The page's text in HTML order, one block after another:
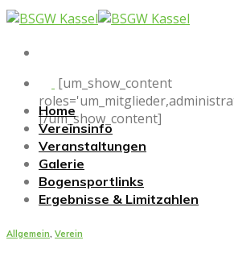
Skip
content
[um_show_content
[/um_show_content]
Home
Vereinsinfo
Veranstaltungen
Galerie
Bogensportlinks
Ergebnisse & Limitzahlen
Allgemein, Verein